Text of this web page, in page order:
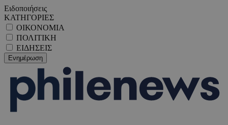
Ειδοποιήσεις
ΚΑΤΗΓΟΡΙΕΣ
ΟΙΚΟΝΟΜΙΑ
ΠΟΛΙΤΙΚΗ
ΕΙΔΗΣΕΙΣ